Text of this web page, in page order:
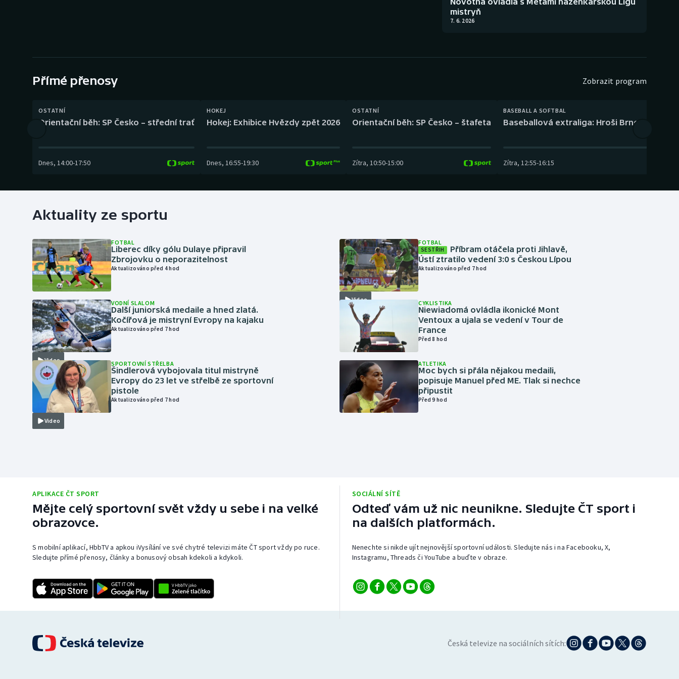
Gymnastika Plážový volejbal
mistryň
7. 6. 2026
Přímé přenosy Zobrazit program
OSTATNÍ
Orientační běh: SP Česko – střední trať
Dnes, 14:00-17:50
HOKEJ
Hokej: Exhibice Hvězdy zpět 2026
Dnes, 16:55-19:30
OSTATNÍ
Orientační běh: SP Česko – štafeta
Zítra, 10:50-15:00
BASEBALL A SOFTBAL
Baseballová extraliga: Hroši Brno – Eagles
Zítra, 12:55-16:15
Aktuality ze sportu
FOTBAL
Liberec díky gólu Dulaye připravil
Zbrojovku o neporazitelnost
Aktualizováno před 4 hod
Video
VODNÍ SLALOM
Další juniorská medaile a hned zlatá.
Kočířová je mistryní Evropy na kajaku
Aktualizováno před 7 hod
Video
SPORTOVNÍ STŘELBA
Šindlerová vybojovala titul mistryně
Evropy do 23 let ve střelbě ze sportovní
pistole
Aktualizováno před 7 hod
Video
FOTBAL
SESTŘIH
Příbram otáčela proti Jihlavě,
Ústí ztratilo vedení 3:0 s Českou Lípou
Aktualizováno před 7 hod
CYKLISTIKA
Niewiadomá ovládla ikonické Mont
Ventoux a ujala se vedení v Tour de
France
Před 8 hod
ATLETIKA
Moc bych si přála nějakou medaili,
popisuje Manuel před ME. Tlak si nechce
připustit
Před 9 hod
APLIKACE ČT SPORT
Mějte celý sportovní svět vždy u sebe i na velké
obrazovce.
S mobilní aplikací, HbbTV a apkou iVysílání ve své chytré televizi máte ČT sport vždy po ruce.
Sledujte přímé přenosy, články a bonusový obsah kdekoli a kdykoli.
SOCIÁLNÍ SÍTĚ
Odteď vám už nic neunikne. Sledujte ČT sport i
na dalších platformách.
Nenechte si nikde ujít nejnovější sportovní události. Sledujte nás i na Facebooku, X,
Instagramu, Threads či YouTube a buďte v obraze.
Česká televize na sociálních sítích: